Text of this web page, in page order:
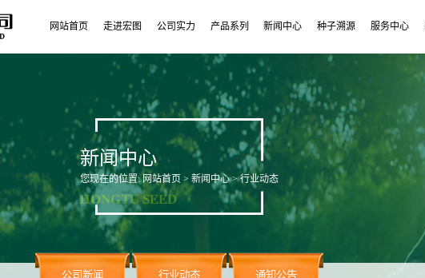
网站首页 走进宏图 公司实力 产品系列 新闻中心 种子溯源 服务中心
新闻中心
您现在的位置:网站首页 > 新闻中心> 行业动态
公司新闻 行业动态 通知公告